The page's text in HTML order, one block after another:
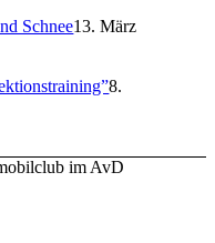
Schnee13. März
8.
im AvD